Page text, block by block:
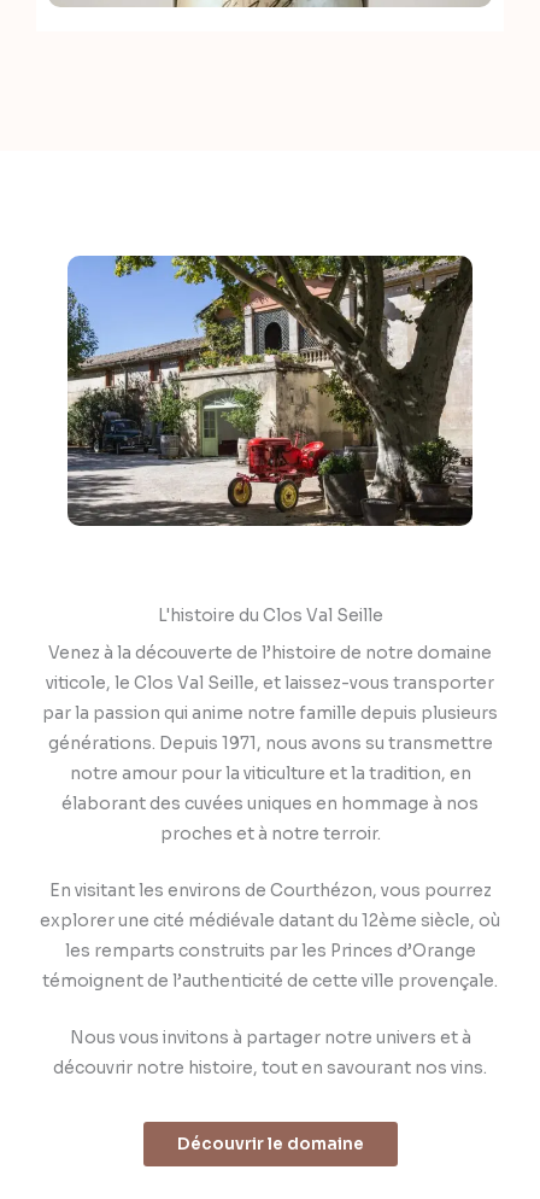
L'histoire du Clos Val Seille
Venez à la découverte de l’histoire de notre domaine
viticole, le Clos Val Seille, et laissez-vous transporter
par la passion qui anime notre famille depuis plusieurs
générations. Depuis 1971, nous avons su transmettre
notre amour pour la viticulture et la tradition, en
élaborant des cuvées uniques en hommage à nos
proches et à notre terroir.
En visitant les environs de Courthézon, vous pourrez
explorer une cité médiévale datant du 12ème siècle, où
les remparts construits par les Princes d’Orange
témoignent de l’authenticité de cette ville provençale.
Nous vous invitons à partager notre univers et à
découvrir notre histoire, tout en savourant nos vins.
Découvrir le domaine